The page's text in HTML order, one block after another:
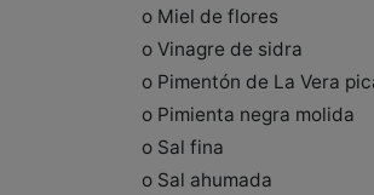
o Miel de flores
o Vinagre de sidra
o Pimentón de La Vera
o Pimienta negra molida
o Sal fina
o Sal ahumada